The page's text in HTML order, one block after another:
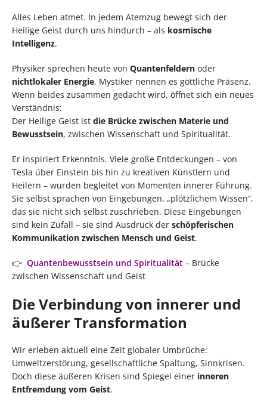
Alles Leben atmet. In jedem Atemzug bewegt sich der
Heilige Geist durch uns hindurch – als kosmische
Intelligenz.
Physiker sprechen heute von Quantenfeldern oder
nichtlokaler Energie, Mystiker nennen es göttliche Präsenz.
Wenn beides zusammen gedacht wird, öffnet sich ein neues
Verständnis:
Der Heilige Geist ist die Brücke zwischen Materie und
Bewusstsein, zwischen Wissenschaft und Spiritualität.
Er inspiriert Erkenntnis. Viele große Entdeckungen – von
Tesla über Einstein bis hin zu kreativen Künstlern und
Heilern – wurden begleitet von Momenten innerer Führung.
Sie selbst sprachen von Eingebungen, „plötzlichem Wissen“,
das sie nicht sich selbst zuschrieben. Diese Eingebungen
sind kein Zufall – sie sind Ausdruck der schöpferischen
Kommunikation zwischen Mensch und Geist.
👉 Quantenbewusstsein und Spiritualität – Brücke
zwischen Wissenschaft und Geist
Die Verbindung von innerer und
äußerer Transformation
Wir erleben aktuell eine Zeit globaler Umbrüche:
Umweltzerstörung, gesellschaftliche Spaltung, Sinnkrisen.
Doch diese äußeren Krisen sind Spiegel einer inneren
Entfremdung vom Geist.